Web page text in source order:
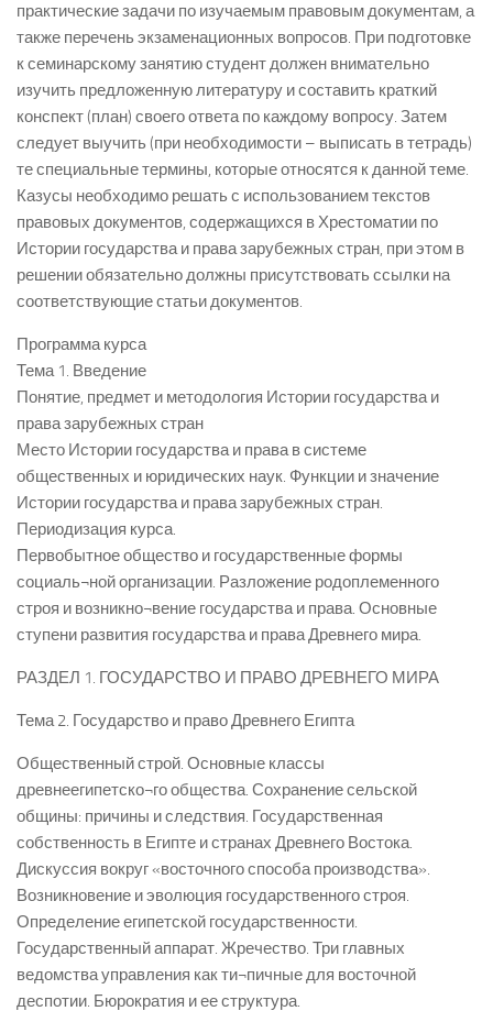
практические задачи по изучаемым правовым документам, а
также перечень экзаменационных вопросов. При подготовке
к семинарскому занятию студент должен внимательно
изучить предложенную литературу и составить краткий
конспект (план) своего ответа по каждому вопросу. Затем
следует выучить (при необходимости – выписать в тетрадь)
те специальные термины, которые относятся к данной теме.
Казусы необходимо решать с использованием текстов
правовых документов, содержащихся в Хрестоматии по
Истории государства и права зарубежных стран, при этом в
решении обязательно должны присутствовать ссылки на
соответствующие статьи документов.
Программа курса
Тема 1. Введение
Понятие, предмет и методология Истории государства и
права зарубежных стран
Место Истории государства и права в системе
общественных и юридических наук. Функции и значение
Истории государства и права зарубежных стран.
Периодизация курса.
Первобытное общество и государственные формы
социаль¬ной организации. Разложение родоплеменного
строя и возникно¬вение государства и права. Основные
ступени развития государства и права Древнего мира.
РАЗДЕЛ 1. ГОСУДАРСТВО И ПРАВО ДРЕВНЕГО МИРА
Тема 2. Государство и право Древнего Египта
Общественный строй. Основные классы
древнеегипетско¬го общества. Сохранение сельской
общины: причины и следствия. Государственная
собственность в Египте и странах Древнего Востока.
Дискуссия вокруг «восточного способа производства».
Возникновение и эволюция государственного строя.
Определение египетской государственности.
Государственный аппарат. Жречество. Три главных
ведомства управления как ти¬пичные для восточной
деспотии. Бюрократия и ее структура.